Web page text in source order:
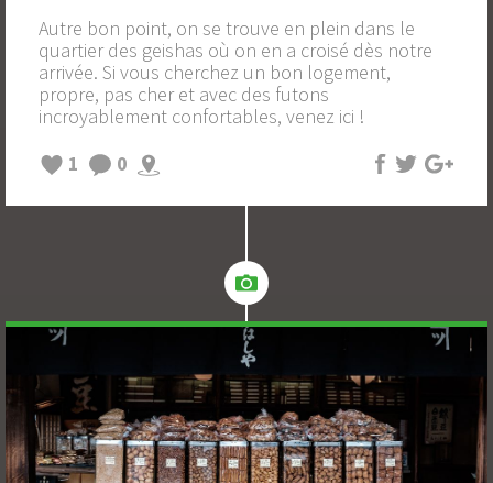
Autre bon point, on se trouve en plein dans le
quartier des geishas où on en a croisé dès notre
arrivée. Si vous cherchez un bon logement,
propre, pas cher et avec des futons
incroyablement confortables, venez ici !
1
0